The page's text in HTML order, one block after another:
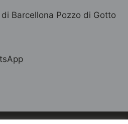
Barcellona Pozzo di Gotto